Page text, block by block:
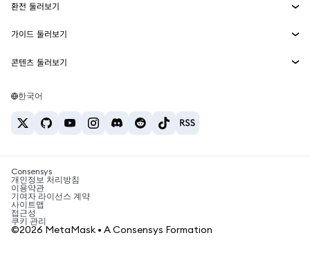
MetaMask Connect
Snaps
웹3 서비스
보안
고객 지원
채용
이더리움 가격
솔라나 가격
테더 가격
환전 둘러보기
ETH를 USD로 환전
USDT를 INR로 환전
BTC를 INR로 환전
ETH를 USDT로 환전
가이드 둘러보기
ETH 매수
USDT 매수
SHIB 매수
BNB 매수
콘텐츠 둘러보기
솔라나 지갑
암호화폐 세금 뉴스
암호화폐 매수 방법
비트코인 매도 방법
한국어
Consensys
개인정보 처리방침
이용약관
기여자 라이선스 계약
사이트맵
접근성
쿠키 관리
©2026 MetaMask • A Consensys Formation